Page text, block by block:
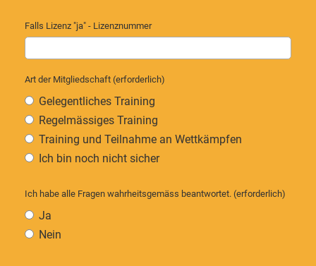
Falls Lizenz "ja" - Lizenznummer
Art der Mitgliedschaft (erforderlich)
Gelegentliches Training
Regelmässiges Training
Training und Teilnahme an Wettkämpfen
Ich bin noch nicht sicher
Ich habe alle Fragen wahrheitsgemäss beantwortet. (erforderlich)
Ja
Nein